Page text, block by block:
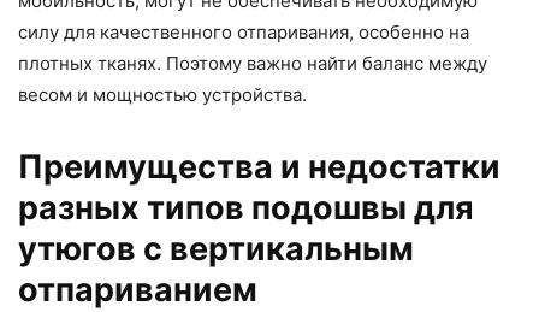
силу для качественного отпаривания, особенно на
плотных тканях. Поэтому важно найти баланс между
весом и мощностью устройства.
Преимущества и недостатки
разных типов подошвы для
утюгов с вертикальным
отпариванием